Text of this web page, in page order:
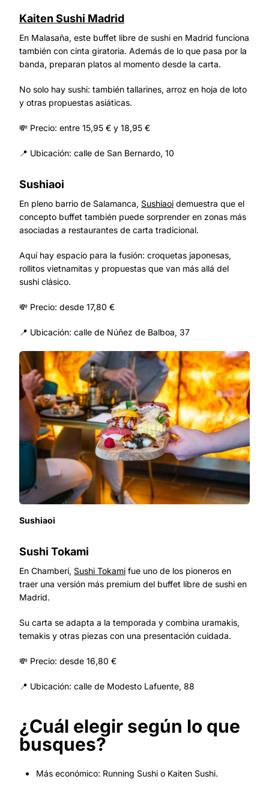
Kaiten Sushi Madrid
En Malasaña, este buffet libre de sushi en Madrid funciona
también con cinta giratoria. Además de lo que pasa por la
banda, preparan platos al momento desde la carta.
No solo hay sushi: también tallarines, arroz en hoja de loto
y otras propuestas asiáticas.
💸 Precio: entre 15,95 € y 18,95 €
📍 Ubicación: calle de San Bernardo, 10
Sushiaoi
En pleno barrio de Salamanca, Sushiaoi demuestra que el
concepto buffet también puede sorprender en zonas más
asociadas a restaurantes de carta tradicional.
Aquí hay espacio para la fusión: croquetas japonesas,
rollitos vietnamitas y propuestas que van más allá del
sushi clásico.
💸 Precio: desde 17,80 €
📍 Ubicación: calle de Núñez de Balboa, 37
Sushiaoi
Sushi Tokami
En Chamberí, Sushi Tokami fue uno de los pioneros en
traer una versión más premium del buffet libre de sushi en
Madrid.
Su carta se adapta a la temporada y combina uramakis,
temakis y otras piezas con una presentación cuidada.
💸 Precio: desde 16,80 €
📍 Ubicación: calle de Modesto Lafuente, 88
¿Cuál elegir según lo que
busques?
Más económico: Running Sushi o Kaiten Sushi.